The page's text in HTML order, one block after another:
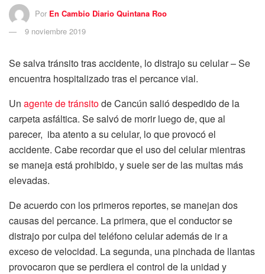
Por En Cambio Diario Quintana Roo
9 noviembre 2019
Se salva tránsito tras accidente, lo distrajo su celular – Se
encuentra hospitalizado tras el percance vial.
Un agente de tránsitode Cancún salió despedido de la
carpeta asfáltica. Se salvó de morir luego de, que al
parecer, iba atento a su celular, lo que provocó el
accidente. Cabe recordar que el uso del celular mientras
se maneja está prohibido, y suele ser de las multas más
elevadas.
De acuerdo con los primeros reportes, se manejan dos
causas del percance. La primera, que el conductor se
distrajo por culpa del teléfono celular además de ir a
exceso de velocidad. La segunda, una pinchada de llantas
provocaron que se perdiera el control de la unidad y